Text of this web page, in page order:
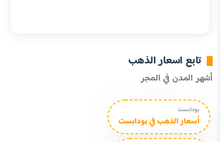
تابع اسعار الذهب
أشهر المدن في المجر
بودابست
أسعار الذهب في بودابست